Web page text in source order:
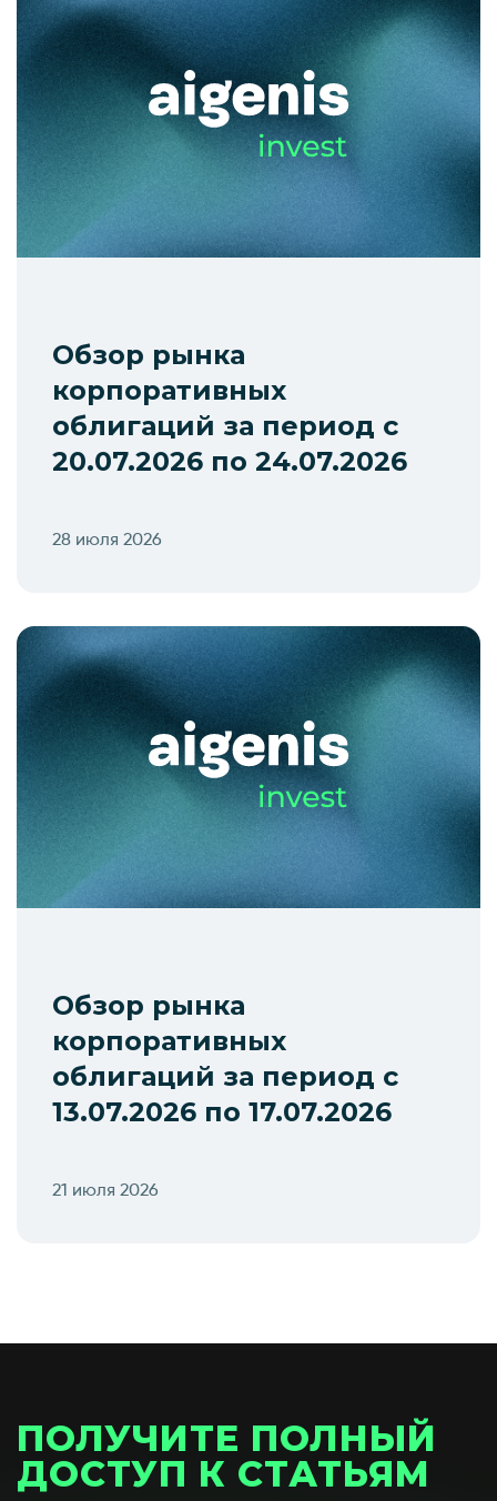
Обзор рынка
корпоративных
облигаций за период с
20.07.2026 по 24.07.2026
28 июля 2026
Обзор рынка
корпоративных
облигаций за период с
13.07.2026 по 17.07.2026
21 июля 2026
ПОЛУЧИТЕ ПОЛНЫЙ
ДОСТУП К СТАТЬЯМ